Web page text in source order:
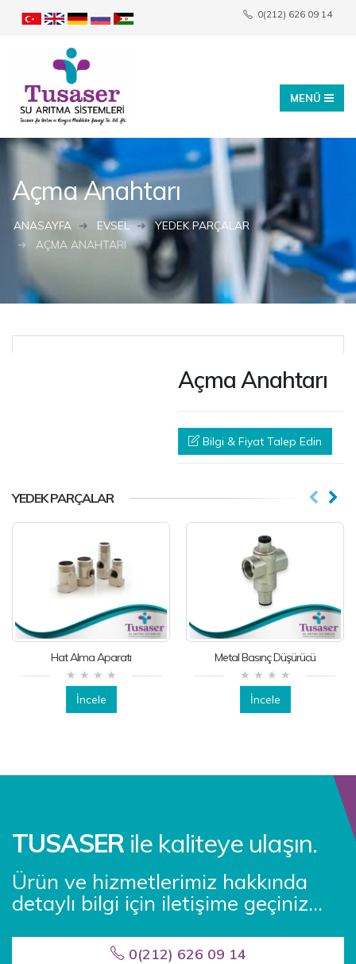
0(212) 626 09 14
Açma Anahtarı
ANASAYFA EVSEL
YEDEK PARÇALAR
AÇMA ANAHTARI
Açma Anahtarı
Bilgi & Fiyat Talep Edin
YEDEK PARÇALAR
Hat Alma Aparatı
İncele
Metal Basınç Düşürücü
İncele
TUSASER ile kaliteye ulaşın.
Ürün ve hizmetlerimiz hakkında
detaylı bilgi için iletişime geçiniz...
0(212) 626 09 14